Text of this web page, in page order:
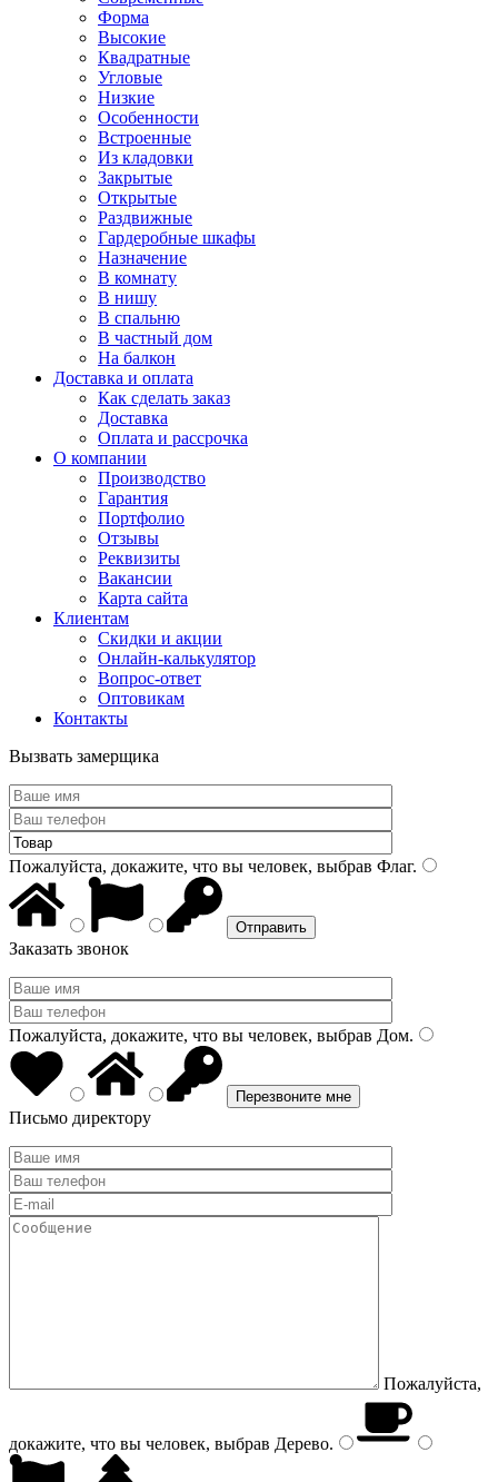
Форма
Высокие
Квадратные
Угловые
Низкие
Особенности
Встроенные
Из кладовки
Закрытые
Открытые
Раздвижные
Гардеробные шкафы
Назначение
В комнату
В нишу
В спальню
В частный дом
На балкон
Доставка и оплата
Как сделать заказ
Доставка
Оплата и рассрочка
О компании
Производство
Гарантия
Портфолио
Отзывы
Реквизиты
Вакансии
Карта сайта
Клиентам
Скидки и акции
Онлайн-калькулятор
Вопрос-ответ
Оптовикам
Контакты
Вызвать замерщика
Пожалуйста, докажите, что вы человек, выбрав Флаг.
Заказать звонок
Пожалуйста, докажите, что вы человек, выбрав Дом.
Письмо директору
Пожалуйста,
докажите, что вы человек, выбрав Дерево.